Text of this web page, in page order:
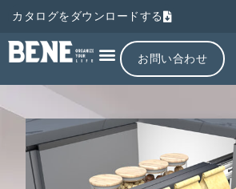
カタログをダウンロードする
お問い合わせ